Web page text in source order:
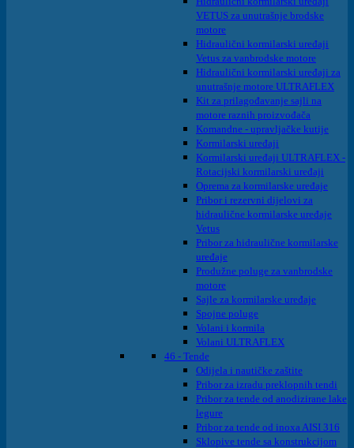
VETUS za unutrašnje brodske
motore
Hidraulični kormilarski uređaji
Vetus za vanbrodske motore
Hidraulični kormilarski uređaji za
unutrašnje motore ULTRAFLEX
Kit za prilagođavanje sajli na
motore raznih proizvođača
Komandne - upravljačke kutije
Kormilarski uređaji
Kormilarski uređaji ULTRAFLEX -
Rotacijski kormilarski uređaji
Oprema za kormilarske uređaje
Pribor i rezervni dijelovi za
hidraulične kormilarske uređaje
Vetus
Pribor za hidraulične kormilarske
uređaje
Produžne poluge za vanbrodske
motore
Sajle za kormilarske uređaje
Spojne poluge
Volani i kormila
Volani ULTRAFLEX
46 - Tende
Odijela i nautičke zaštite
Pribor za izradu preklopnih tendi
Pribor za tende od anodizirane lake
legure
Pribor za tende od inoxa AISI 316
Sklopive tende sa konstrukcijom